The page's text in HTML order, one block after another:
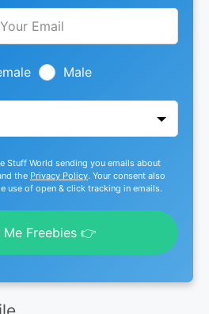
Male
Stuff World sending you emails about
the Privacy Policy. Your consent also
use of open & click tracking in emails.
Me Freebies 👉